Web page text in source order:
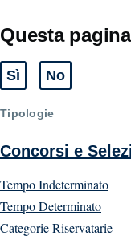
Questa
Sì
Tipologie
Concorsi e
Tempo Indeterminato
Tempo Determinato
Categorie Riservatarie